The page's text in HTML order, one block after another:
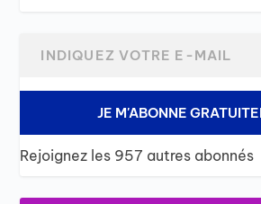
JE M'ABONNE
Rejoignez les 957 autres abonnés